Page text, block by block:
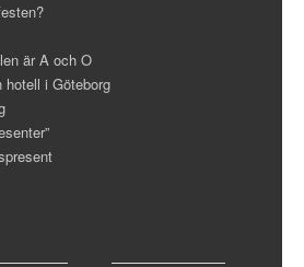
är A och O
hotell i Göteborg